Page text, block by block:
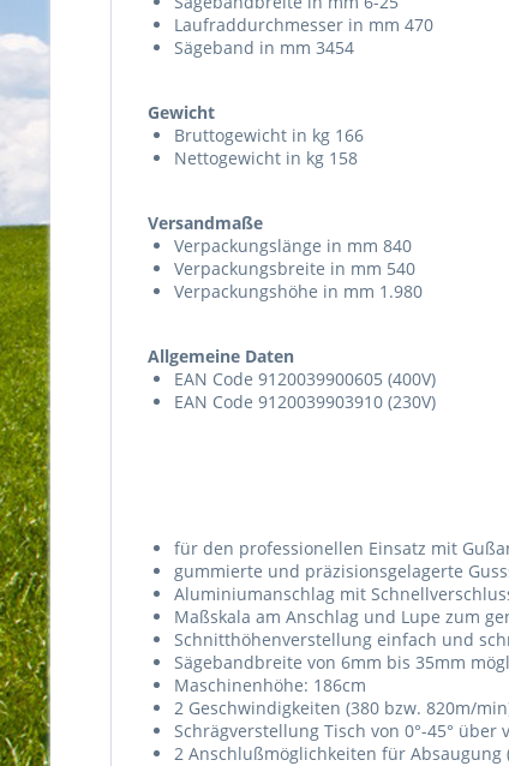
Laufraddurchmesser in mm 470
Sägeband in mm 3454
Gewicht
Bruttogewicht in kg 166
Nettogewicht in kg 158
Versandmaße
Verpackungslänge in mm 840
Verpackungsbreite in mm 540
Verpackungshöhe in mm 1.980
Allgemeine Daten
EAN Code 9120039900605 (400V)
EAN Code 9120039903910 (230V)
für den professionellen Einsatz mit
gummierte und präzisionsgelagerte
Aluminiumanschlag mit
Maßskala am Anschlag und Lupe zum
Schnitthöhenverstellung einfach und
Sägebandbreite von 6mm bis 35mm
Maschinenhöhe: 186cm
2 Geschwindigkeiten (380 bzw. 820m/
Schrägverstellung Tisch von 0°-45° über
2 Anschlußmöglichkeiten für Absaugung